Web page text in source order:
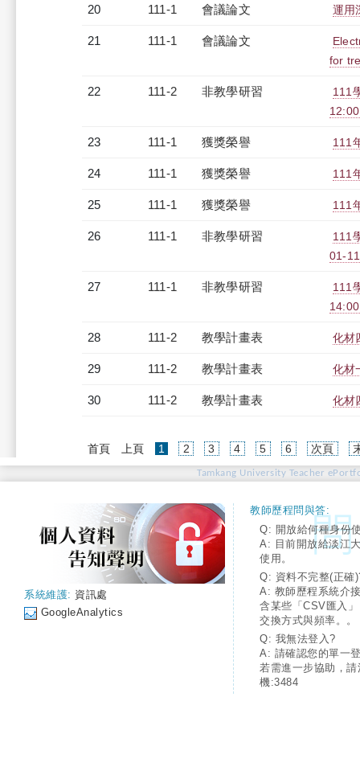
20 111-1 會議論文 運用
21 111-1 會議論文
for
22 111-2 非教學研習
111
23 111-1 獲獎榮譽 111
24 111-1 獲獎榮譽 111
25 111-1 獲獎榮譽 111
26 111-1 非教學研習
111
01-
27 111-1 非教學研習
111
28 111-2 教學計畫表 化材
29 111-2 教學計畫表 化材
30 111-2 教學計畫表 化材
首頁 上頁 1 (current)
2 3 4 5 6 次頁
Tamkang University Teacher
系統維護: 資訊處
GoogleAnalytics
教師歷程問與答:
Q: 開放給何種身份
A: 目前開放給淡江
使用。
Q: 資料不完整(正確
A: 教師歷程系統介
含某些「CSV匯入
交換方式與頻率。。
Q: 我無法登入?
A: 請確認您的單一
若需進一步協助，
機:3484